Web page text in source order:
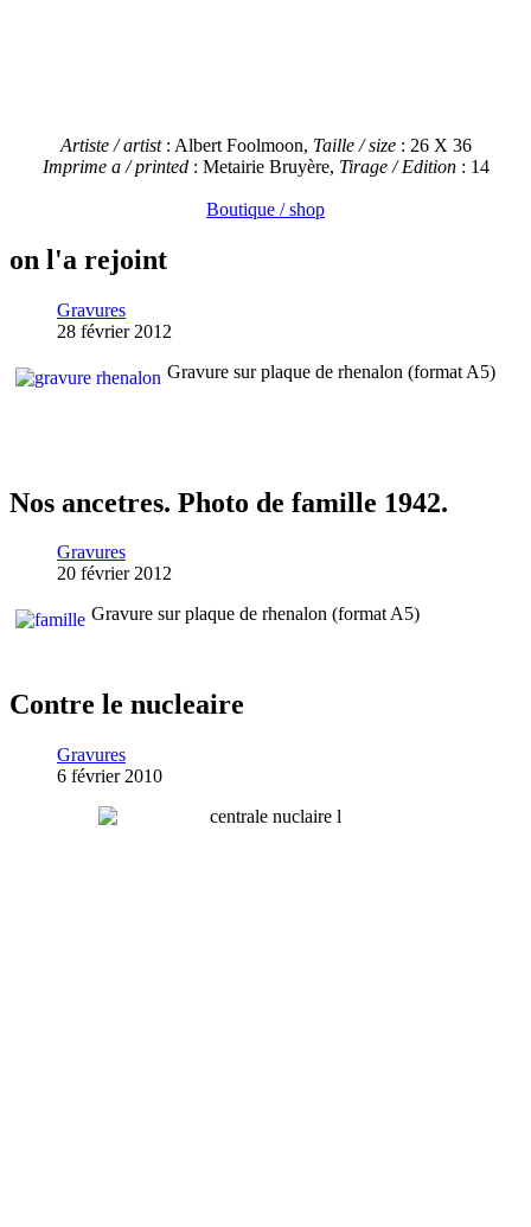
Artiste / artist: Albert Foolmoon, Taille / size: 26 X 36
Imprime a / printed: Metairie Bruyère, Tirage / Edition: 14
Boutique / shop
on l'a rejoint
Gravures
28 février 2012
Gravure sur plaque de rhenalon (format A5)
Nos ancetres. Photo de famille 1942.
Gravures
20 février 2012
Gravure sur plaque de rhenalon (format A5)
Contre le nucleaire
Gravures
6 février 2010